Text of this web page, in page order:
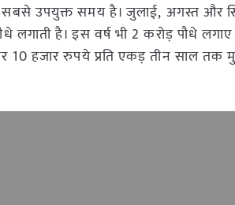
सबसे उपयुक्त समय है। जुलाई, अगस्त और
लगाती है। इस वर्ष भी 2 करोड़ पौधे
10 हजार रुपये प्रति एकड़ तीन साल